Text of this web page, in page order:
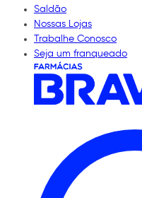
Saldão
Nossas Lojas
Trabalhe Conosco
Seja um franqueado